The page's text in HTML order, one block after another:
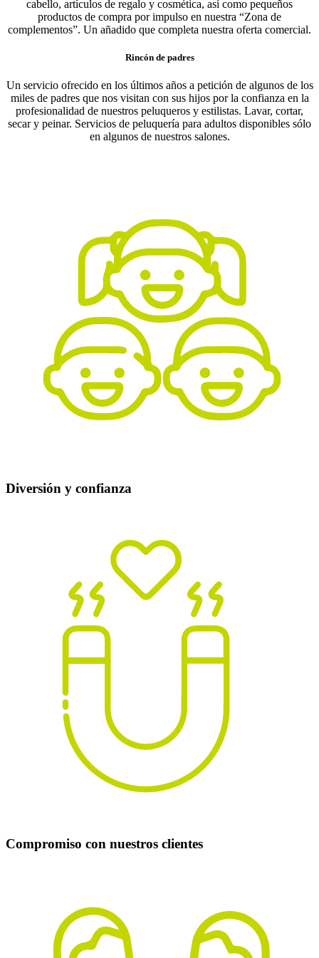
cabello, artículos de regalo y cosmética, así como pequeños
productos de compra por impulso en nuestra “Zona de
complementos”. Un añadido que completa nuestra oferta comercial.
Rincón de padres
Un servicio ofrecido en los últimos años a petición de algunos de los
miles de padres que nos visitan con sus hijos por la confianza en la
profesionalidad de nuestros peluqueros y estilistas. Lavar, cortar,
secar y peinar. Servicios de peluquería para adultos disponibles sólo
en algunos de nuestros salones.
Diversión y confianza
Compromiso con nuestros clientes